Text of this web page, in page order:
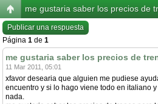
me gustaria saber los precios de
Publicar una respuesta
Página 1 de 1
me gustaria saber los precios de
11 Mar 2011, 05:01
xfavor desearia que alguien me pudiese
encuentro y si lo hago viene todo en italiano
nada.